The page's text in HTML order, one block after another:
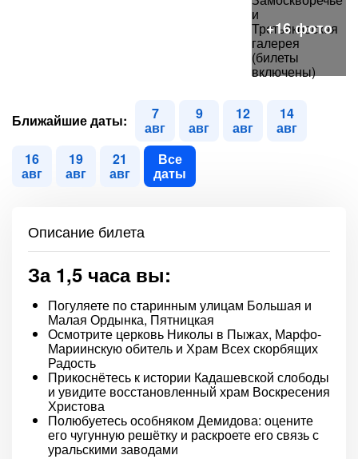
Ближайшие даты: 7
авг
9
авг
12
авг
14
авг
16
авг
19
авг
21
авг
Все
даты
Описание билета
За 1,5 часа вы:
Погуляете по старинным улицам Большая и
Малая Ордынка, Пятницкая
Осмотрите церковь Николы в Пыжах, Марфо-
Мариинскую обитель и Храм Всех скорбящих
Радость
Прикоснётесь к истории Кадашевской слободы
и увидите восстановленный храм Воскресения
Христова
Полюбуетесь особняком Демидова: оцените
его чугунную решётку и раскроете его связь с
уральскими заводами